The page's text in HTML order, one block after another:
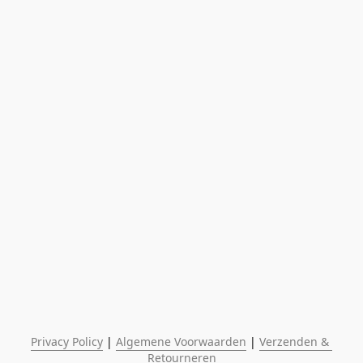
Privacy Policy | Algemene Voorwaarden | Verzenden &
Retourneren